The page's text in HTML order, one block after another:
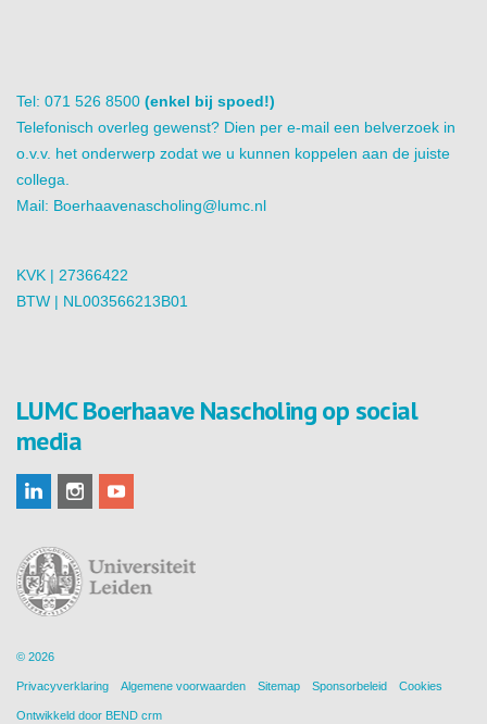
Tel: 071 526 8500 (enkel bij spoed!)
Telefonisch overleg gewenst? Dien per e-mail een belverzoek in
o.v.v. het onderwerp zodat we u kunnen koppelen aan de juiste
collega.
Mail: Boerhaavenascholing@lumc.nl
KVK | 27366422
BTW | NL003566213B01
LUMC Boerhaave Nascholing op social
media
© 2026
Privacyverklaring Algemene voorwaarden Sitemap Sponsorbeleid Cookies
Ontwikkeld door BEND crm